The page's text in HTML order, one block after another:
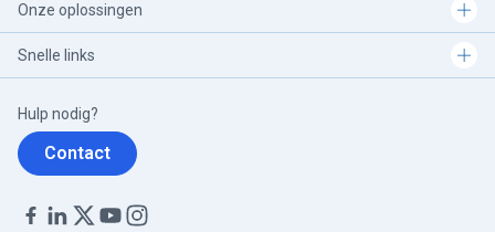
Onze oplossingen
Snelle links
Hulp nodig?
Contact